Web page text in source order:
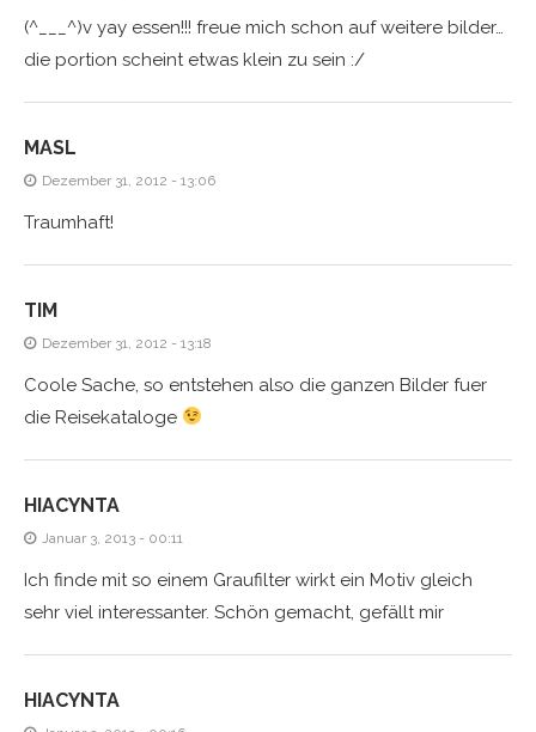
(^___^)v yay essen!!! freue mich schon auf weitere bilder…
die portion scheint etwas klein zu sein :/
MASL
Dezember 31, 2012 - 13:06
Traumhaft!
TIM
Dezember 31, 2012 - 13:18
Coole Sache, so entstehen also die ganzen Bilder fuer
die Reisekataloge
HIACYNTA
Januar 3, 2013 - 00:11
Ich finde mit so einem Graufilter wirkt ein Motiv gleich
sehr viel interessanter. Schön gemacht, gefällt mir
HIACYNTA